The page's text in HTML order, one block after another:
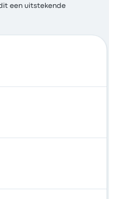
een uitstekende